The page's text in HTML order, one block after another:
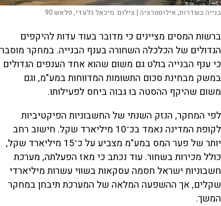
בנייה בשדרות, אילוסטרציה | צילום:מיכאל גלעדי, פלאש 90
ברשות המסים מציינים כי מדובר בעוד עדות להיקפים
הגדולים של הכלכלה השחורה בענף הבנייה. במחקר מוסבר
כי ענף הבנייה בולט גם משום שהוא אחד הענפים הגדולים
במשק מבחינת סכום התשומות המדווחות במע"מ, וגם
משום שהיקף ההסטה בו גבוה ביחס לפעילותו.
לפי המחקר, הנזק השנתי של החשבוניות הפיקטיביות
לקופת המדינה נאמד בכ־10 מיליארד שקל. חישוב רחב
יותר של פער המס במע"מ מצביע על כ־15 מיליארד שקל,
כולל מכירות בשחור. עוד נכתב כי מאז הפעלתה, מערכת
חשבוניות ישראל חסמה עסקאות בשווי עשרות מיליארדי
שקלים, אך ההשפעה המלאה של המערכת תיבחן במחקר
המשך.